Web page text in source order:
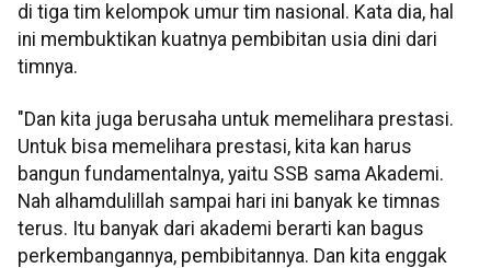
di tiga tim kelompok umur tim nasional. Kata dia, hal
ini membuktikan kuatnya pembibitan usia dini dari
timnya.
"Dan kita juga berusaha untuk memelihara prestasi.
Untuk bisa memelihara prestasi, kita kan harus
bangun fundamentalnya, yaitu SSB sama Akademi.
Nah alhamdulillah sampai hari ini banyak ke timnas
terus. Itu banyak dari akademi berarti kan bagus
perkembangannya, pembibitannya. Dan kita enggak